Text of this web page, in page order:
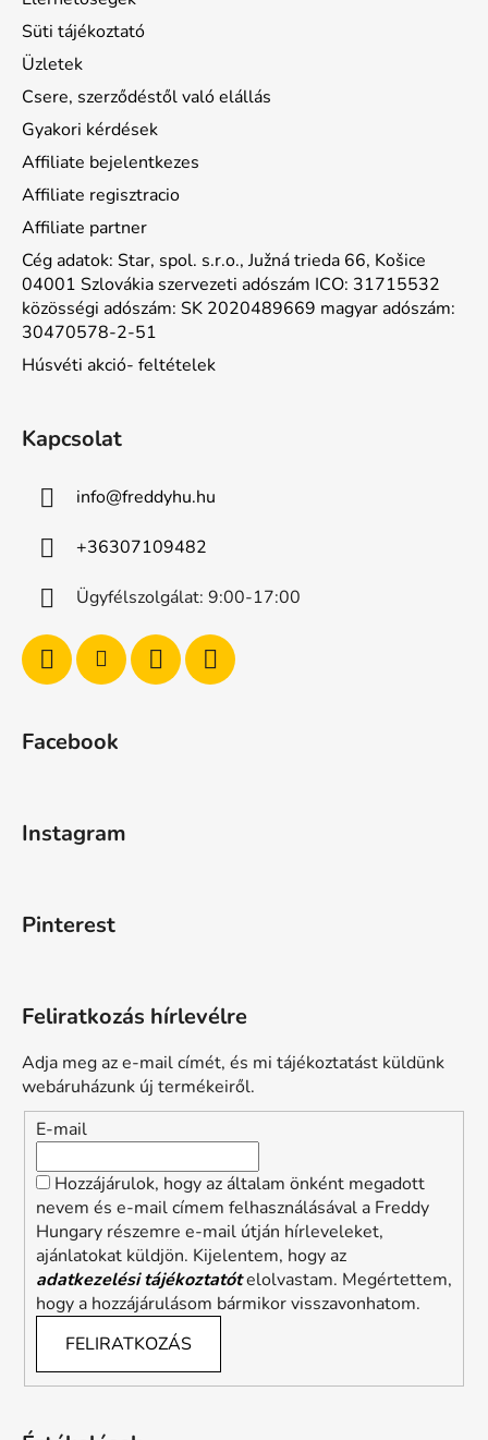
Süti tájékoztató
Üzletek
Csere, szerződéstől való elállás
Gyakori kérdések
Affiliate bejelentkezes
Affiliate regisztracio
Affiliate partner
Cég adatok: Star, spol. s.r.o., Južná trieda 66, Košice
04001 Szlovákia szervezeti adószám ICO: 31715532
közösségi adószám: SK 2020489669 magyar adószám:
30470578-2-51
Húsvéti akció- feltételek
Kapcsolat
info@freddyhu.hu
+36307109482
Ügyfélszolgálat: 9:00-17:00
Facebook
Instagram
Pinterest
Feliratkozás hírlevélre
Adja meg az e-mail címét, és mi tájékoztatást küldünk
webáruházunk új termékeiről.
E-mail
Hozzájárulok, hogy az általam önként megadott
nevem és e-mail címem felhasználásával a Freddy
Hungary részemre e-mail útján hírleveleket,
ajánlatokat küldjön. Kijelentem, hogy az
adatkezelési tájékoztatótelolvastam. Megértettem,
hogy a hozzájárulásom bármikor visszavonhatom.
FELIRATKOZÁS